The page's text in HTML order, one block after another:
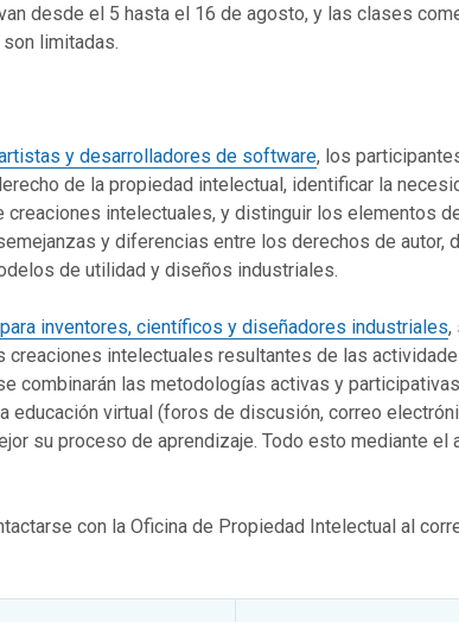
desde el 5 hasta el 16 de agosto, y las clases
limitadas.
y desarrolladores de software, los
de la propiedad intelectual, identificar la
creaciones intelectuales, y distinguir los elementos
y diferencias entre los derechos de autor,
de utilidad y diseños industriales.
inventores, científicos y diseñadores industriales,
creaciones intelectuales resultantes de las
combinarán las metodologías activas y
educación virtual (foros de discusión, correo
su proceso de aprendizaje. Todo esto mediante el
con la Oficina de Propiedad Intelectual al